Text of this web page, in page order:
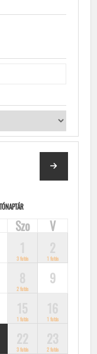
Szo
V
3 futás 1 futás
2 futás
9
1 futás 1 futás
3 futás 2 futás